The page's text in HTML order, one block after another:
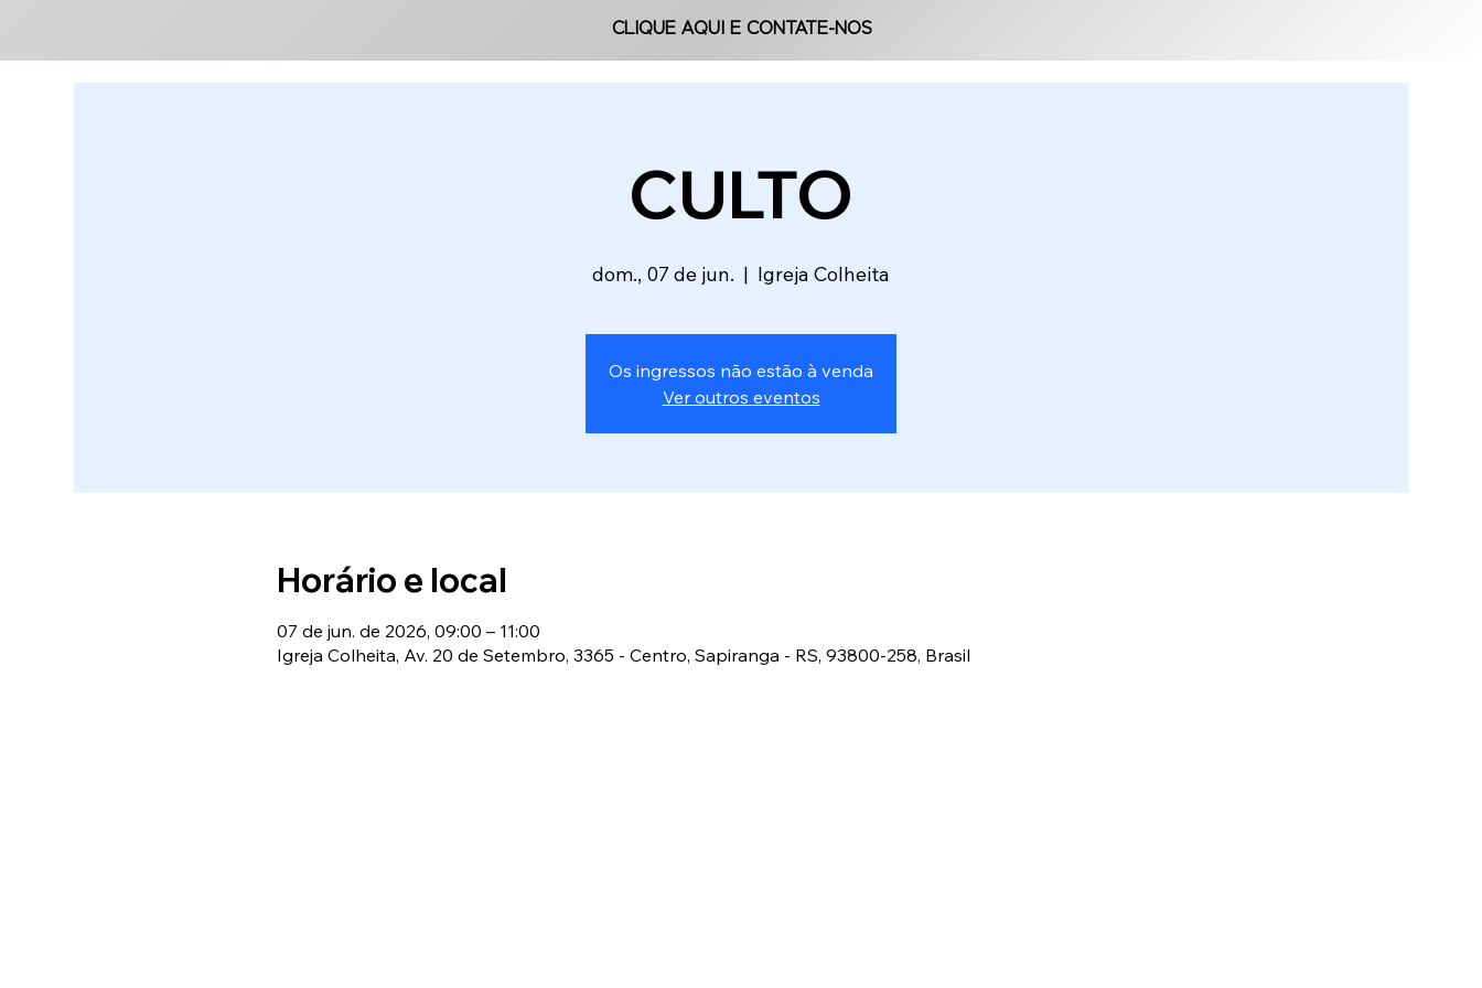
CLIQUE AQUI E CONTATE-NOS
CLIQUE AQUI E CONTATE-NOS
CULTO
dom., 07 de jun.
  |
Igreja Colheita
Os ingressos não estão à venda
Ver outros eventos
Horário e local
07 de jun. de 2026, 09:00 – 11:00
Igreja Colheita, Av. 20 de Setembro, 3365 - Centro, Sapiranga - RS, 93800-258, Brasil